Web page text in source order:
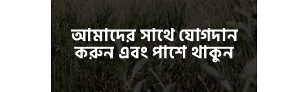
আমাদের সাথে যোগদান
করুন এবং পাশে থাকুন